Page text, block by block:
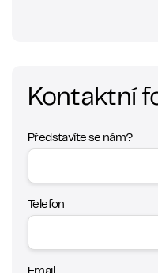
Kontaktní
Představíte se nám?
Telefon